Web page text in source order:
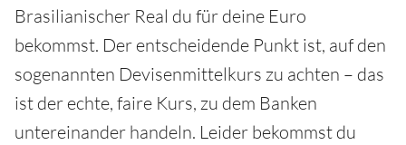
Brasilianischer Real du für deine Euro
bekommst. Der entscheidende Punkt ist, auf den
sogenannten Devisenmittelkurs zu achten – das
ist der echte, faire Kurs, zu dem Banken
untereinander handeln. Leider bekommst du